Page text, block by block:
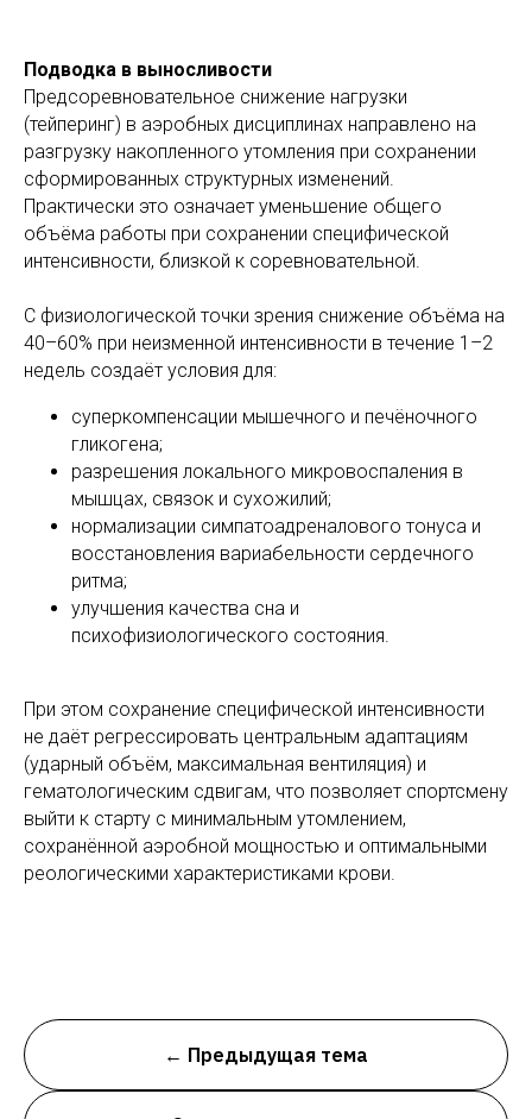
Подводка в выносливости
Предсоревновательное снижение нагрузки
(тейперинг) в аэробных дисциплинах направлено на
разгрузку накопленного утомления при сохранении
сформированных структурных изменений.
Практически это означает уменьшение общего
объёма работы при сохранении специфической
интенсивности, близкой к соревновательной.
С физиологической точки зрения снижение объёма на
40–60% при неизменной интенсивности в течение 1–2
недель создаёт условия для:
суперкомпенсации мышечного и печёночного
гликогена;
разрешения локального микровоспаления в
мышцах, связок и сухожилий;
нормализации симпатоадреналового тонуса и
восстановления вариабельности сердечного
ритма;
улучшения качества сна и
психофизиологического состояния.
При этом сохранение специфической интенсивности
не даёт регрессировать центральным адаптациям
(ударный объём, максимальная вентиляция) и
гематологическим сдвигам, что позволяет спортсмену
выйти к старту с минимальным утомлением,
сохранённой аэробной мощностью и оптимальными
реологическими характеристиками крови.
← Предыдущая тема